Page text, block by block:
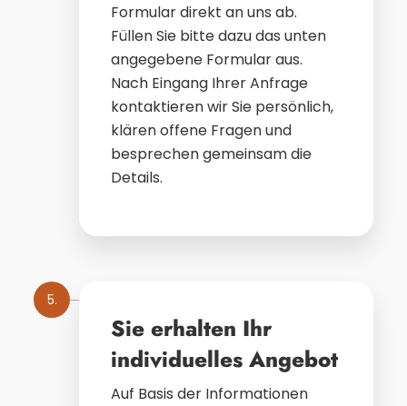
Formular direkt an uns ab.
Füllen Sie bitte dazu das unten
angegebene Formular aus.
Nach Eingang Ihrer Anfrage
kontaktieren wir Sie persönlich,
klären offene Fragen und
besprechen gemeinsam die
Details.
Sie erhalten Ihr
individuelles Angebot
Auf Basis der Informationen
5.